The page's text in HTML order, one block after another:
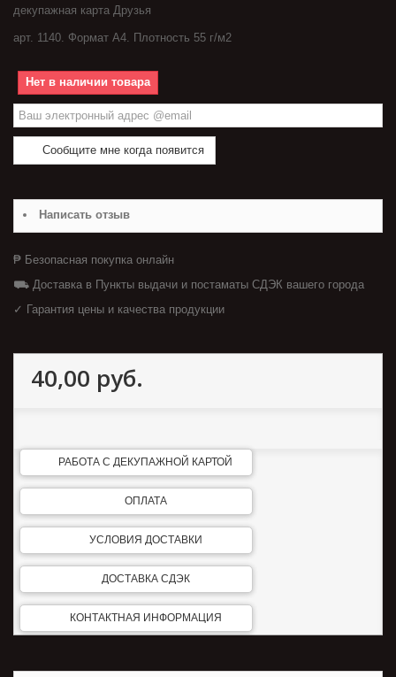
декупажная карта Друзья
арт. 1140. Формат А4. Плотность 55 г/м2
Нет в наличии товара
Сообщите мне когда появится
Написать отзыв
₱ Безопасная покупка онлайн
⛟ Доставка в Пункты выдачи и постаматы СДЭК вашего города
✓ Гарантия цены и качества продукции
40,00 руб.
РАБОТА С ДЕКУПАЖНОЙ КАРТОЙ
ОПЛАТА
УСЛОВИЯ ДОСТАВКИ
ДОСТАВКА СДЭК
КОНТАКТНАЯ ИНФОРМАЦИЯ